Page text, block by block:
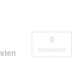
0
Antworten